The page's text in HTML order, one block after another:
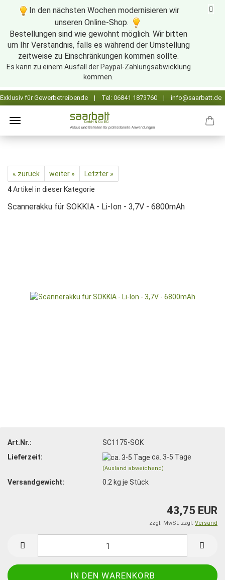
In den nächsten Wochen modernisieren wir
unseren Online-Shop.
Bestellungen sind wie gewohnt möglich. Wir bitten
um Ihr Verständnis, falls es während der Umstellung
zeitweise zu Einschränkungen kommen sollte.
Es kann zu einem Ausfall der Paypal-Zahlungsabwicklung
kommen.
« zurück weiter »
Letzter »
4Artikel in dieser Kategorie
Scannerakku für SOKKIA - Li-Ion - 3,7V - 6800mAh
Art.Nr.:
SC1175-SOK
Lieferzeit:
ca. 3-5 Tage
(Ausland abweichend)
Versandgewicht: 0.2 kg je Stück
43,75 EUR
zzgl. MwSt. zzgl. Versand